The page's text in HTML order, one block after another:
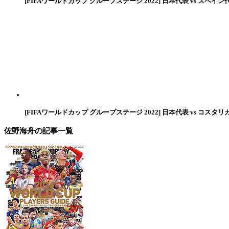
[FIFAワールドカップ グループステージ 2022] 日本代表 vs コスタリ
佐野海舟の記事一覧